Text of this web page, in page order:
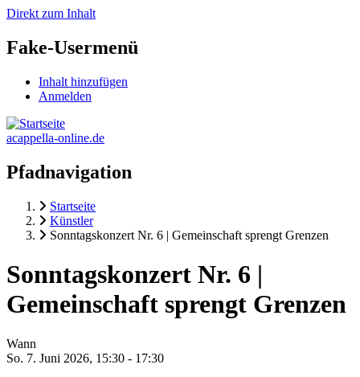
Direkt zum Inhalt
Fake-Usermenü
Inhalt hinzufügen
Anmelden
acappella-online.de
Pfadnavigation
Startseite
Künstler
Sonntagskonzert Nr. 6 | Gemeinschaft sprengt Grenzen
Sonntagskonzert Nr. 6 |
Gemeinschaft sprengt Grenzen
Wann
So. 7. Juni 2026, 15:30 - 17:30